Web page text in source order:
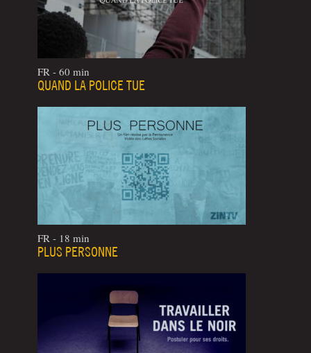
FR - 60 min
QUAND LA POLICE TUE
FR - 18 min
PLUS PERSONNE